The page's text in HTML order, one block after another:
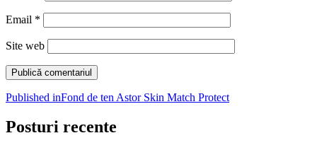
Email *
Site web
Navigare
în
articole
Published inFond de ten Astor Skin Match Protect
Posturi recente